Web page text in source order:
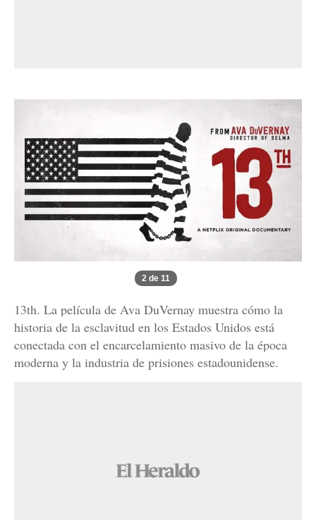
2 de 11
13th. La película de Ava DuVernay muestra cómo la
historia de la esclavitud en los Estados Unidos está
conectada con el encarcelamiento masivo de la época
moderna y la industria de prisiones estadounidense.